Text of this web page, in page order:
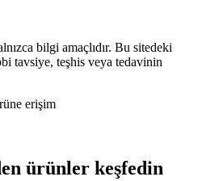
bilgi amaçlıdır. Bu sitedeki
tavsiye, teşhis veya tedavinin
erişim
ürünler keşfedin